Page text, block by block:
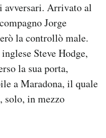
avversari. Arrivato al
Jorge
la controllò male.
Steve Hodge,
la sua porta,
a Maradona, il quale
solo, in mezzo